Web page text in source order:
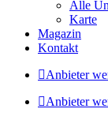
Alle
Karte
Magazin
Kontakt
Anbieter
Anbieter